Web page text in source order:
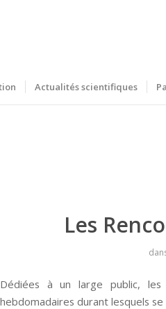
Actualités scientifiques
Les
Dédiées à un large public, les
hebdomadaires durant lesquels